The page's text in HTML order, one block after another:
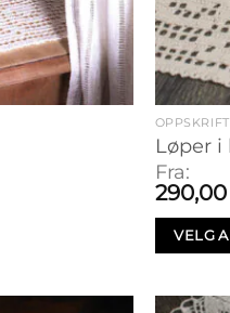
Løper i
Fra:
290,00
VELG